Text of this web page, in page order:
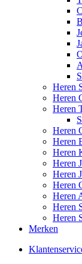
Heren
Heren
Heren
Heren
Heren
Heren
Heren
Heren
Heren
Heren
Heren
Heren
Merken